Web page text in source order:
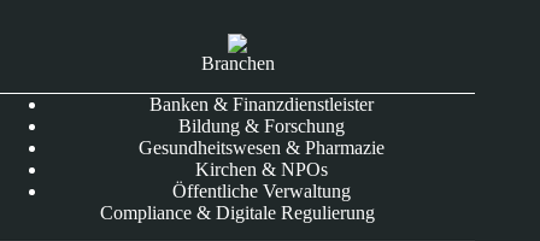
Branchen
Banken & Finanzdienstleister
Bildung & Forschung
Gesundheitswesen & Pharmazie
Kirchen & NPOs
Öffentliche Verwaltung
Compliance & Digitale Regulierung